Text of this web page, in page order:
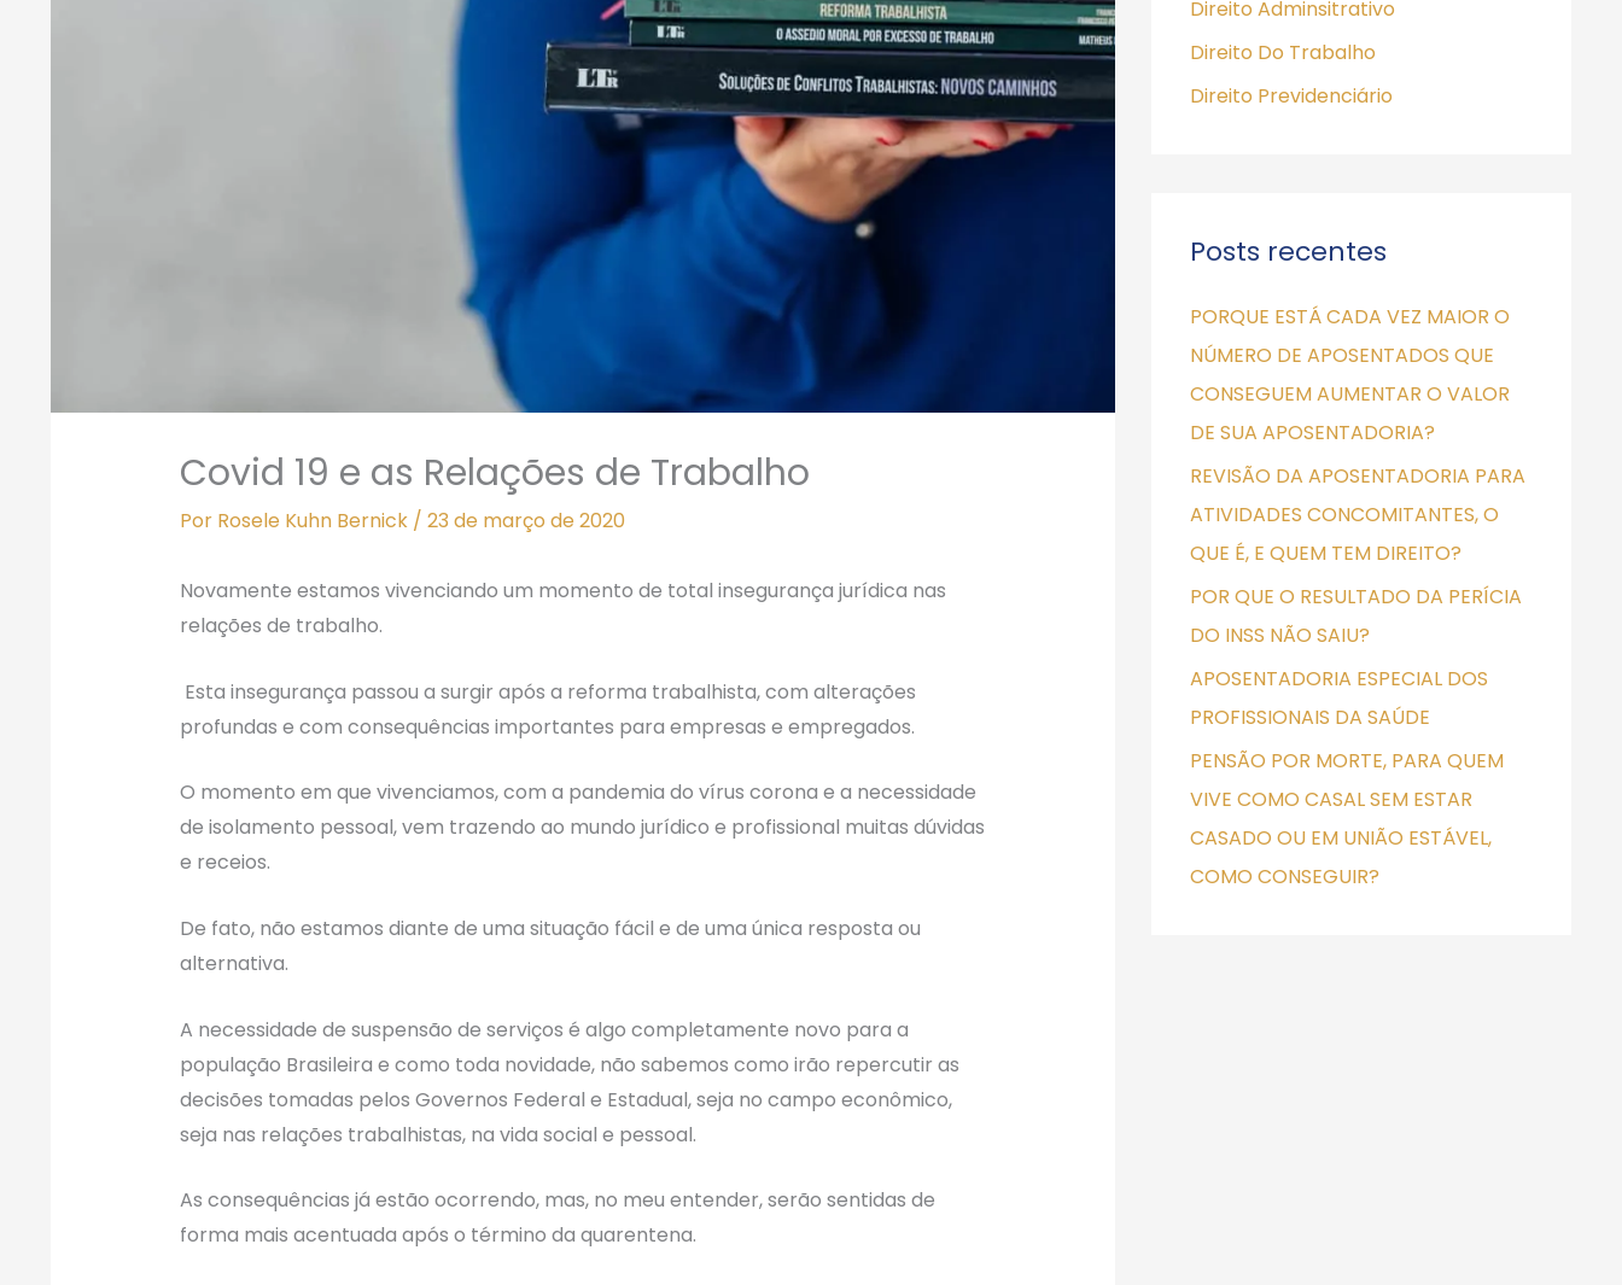
Covid 19 e as Relações de Trabalho
Por Rosele Kuhn Bernick / 23 de março de 2020
Novamente estamos vivenciando um momento de total insegurança jurídica nas
relações de trabalho.
Esta insegurança passou a surgir após a reforma trabalhista, com alterações
profundas e com consequências importantes para empresas e empregados.
O momento em que vivenciamos, com a pandemia do vírus corona e a necessidade
de isolamento pessoal, vem trazendo ao mundo jurídico e profissional muitas dúvidas
e receios.
De fato, não estamos diante de uma situação fácil e de uma única resposta ou
alternativa.
A necessidade de suspensão de serviços é algo completamente novo para a
população Brasileira e como toda novidade, não sabemos como irão repercutir as
decisões tomadas pelos Governos Federal e Estadual, seja no campo econômico,
seja nas relações trabalhistas, na vida social e pessoal.
As consequências já estão ocorrendo, mas, no meu entender, serão sentidas de
forma mais acentuada após o término da quarentena.
a
r
p
Direito Adminsitrativo
Direito Do Trabalho
Direito Previdenciário
Posts recentes
PORQUE ESTÁ CADA VEZ MAIOR O
NÚMERO DE APOSENTADOS QUE
CONSEGUEM AUMENTAR O VALOR
DE SUA APOSENTADORIA?
REVISÃO DA APOSENTADORIA PARA
ATIVIDADES CONCOMITANTES, O
QUE É, E QUEM TEM DIREITO?
POR QUE O RESULTADO DA PERÍCIA
DO INSS NÃO SAIU?
APOSENTADORIA ESPECIAL DOS
PROFISSIONAIS DA SAÚDE
PENSÃO POR MORTE, PARA QUEM
VIVE COMO CASAL SEM ESTAR
CASADO OU EM UNIÃO ESTÁVEL,
COMO CONSEGUIR?